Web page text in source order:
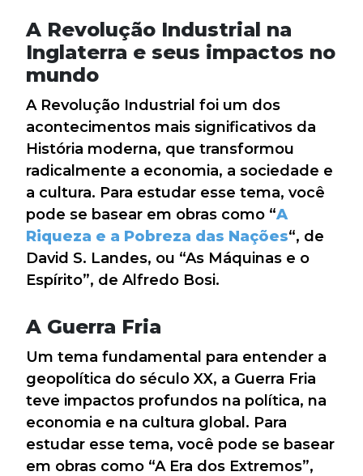
A Revolução Industrial na
Inglaterra e seus impactos no
mundo
A Revolução Industrial foi um dos
acontecimentos mais significativos da
História moderna, que transformou
radicalmente a economia, a sociedade e
a cultura. Para estudar esse tema, você
pode se basear em obras como “A
Riqueza e a Pobreza das Nações“, de
David S. Landes, ou “As Máquinas e o
Espírito”, de Alfredo Bosi.
A Guerra Fria
Um tema fundamental para entender a
geopolítica do século XX, a Guerra Fria
teve impactos profundos na política, na
economia e na cultura global. Para
estudar esse tema, você pode se basear
em obras como “A Era dos Extremos”,